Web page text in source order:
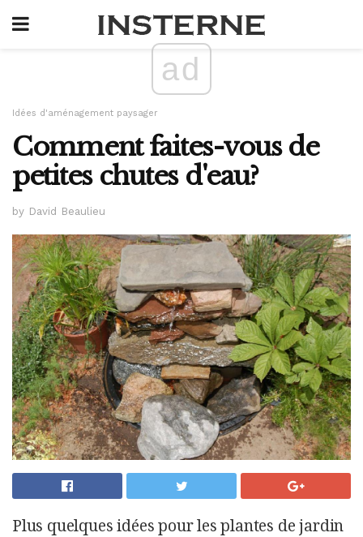
ad
Idées d'aménagement paysager
Comment faites-vous de
petites chutes d'eau?
by David Beaulieu
Plus quelques idées pour les plantes de jardin